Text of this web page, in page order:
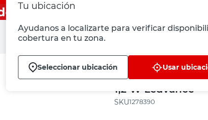
Tu ubicación
Ayudanos a localizarte para verificar
cobertura en tu zona.
Seleccionar ubicación Usar
Ledvance
Lámpara Led
1,2 W Ledvance
:1278390